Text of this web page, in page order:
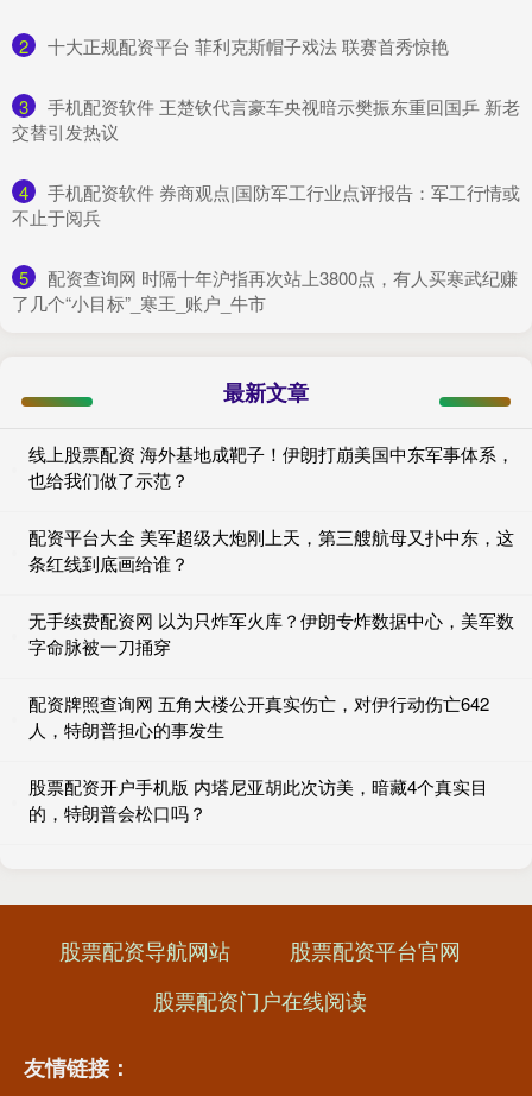
2 ​十大正规配资平台 菲利克斯帽子戏法 联赛首秀惊艳
3
​手机配资软件 王楚钦代言豪车央视暗示樊振东重回国乒 新老
交替引发热议
4
​手机配资软件 券商观点|国防军工行业点评报告：军工行情或
不止于阅兵
5
​配资查询网 时隔十年沪指再次站上3800点，有人买寒武纪赚
了几个“小目标”_寒王_账户_牛市
最新文章
线上股票配资 海外基地成靶子！伊朗打崩美国中东军事体系，
也给我们做了示范？
配资平台大全 美军超级大炮刚上天，第三艘航母又扑中东，这
条红线到底画给谁？
无手续费配资网 以为只炸军火库？伊朗专炸数据中心，美军数
字命脉被一刀捅穿
配资牌照查询网 五角大楼公开真实伤亡，对伊行动伤亡642
人，特朗普担心的事发生
股票配资开户手机版 内塔尼亚胡此次访美，暗藏4个真实目
的，特朗普会松口吗？
股票配资导航网站
股票配资平台官网
股票配资门户在线阅读
友情链接：